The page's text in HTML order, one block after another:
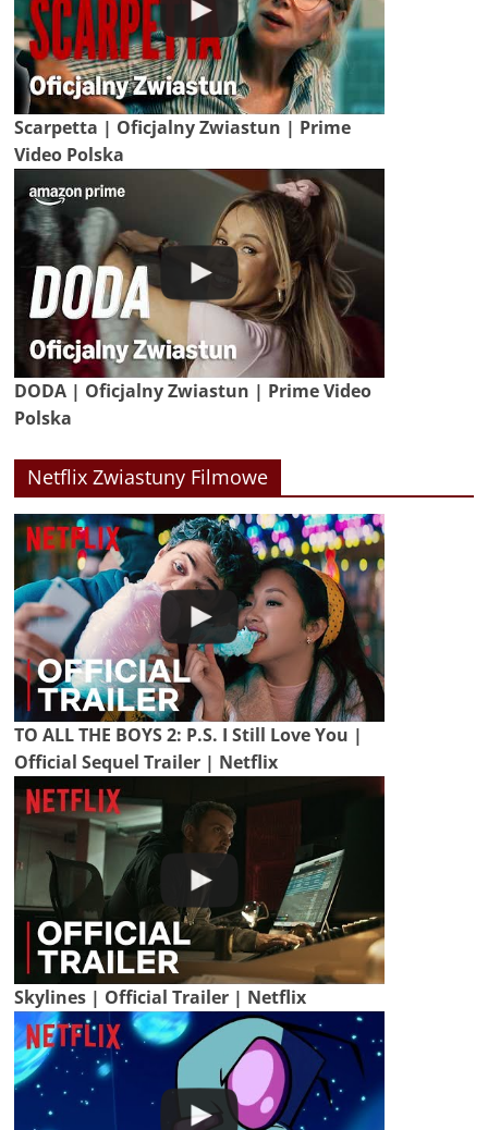
Scarpetta | Oficjalny Zwiastun | Prime
Video Polska
DODA | Oficjalny Zwiastun | Prime Video
Polska
Netflix Zwiastuny Filmowe
TO ALL THE BOYS 2: P.S. I Still Love You |
Official Sequel Trailer | Netflix
Skylines | Official Trailer | Netflix